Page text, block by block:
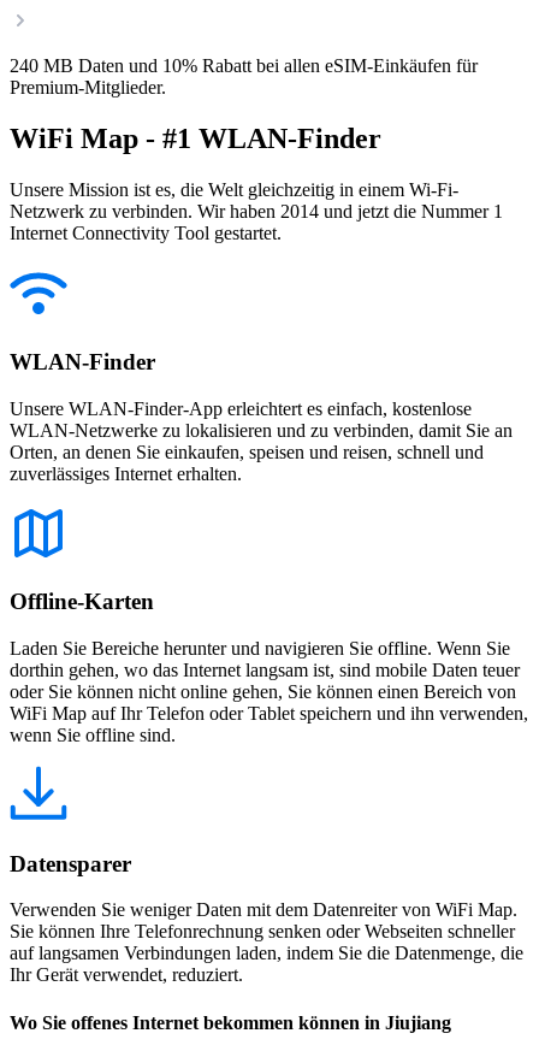
240 MB Daten und 10% Rabatt bei allen eSIM-Einkäufen für
Premium-Mitglieder.
WiFi Map - #1 WLAN-Finder
Unsere Mission ist es, die Welt gleichzeitig in einem Wi-Fi-
Netzwerk zu verbinden. Wir haben 2014 und jetzt die Nummer 1
Internet Connectivity Tool gestartet.
WLAN-Finder
Unsere WLAN-Finder-App erleichtert es einfach, kostenlose
WLAN-Netzwerke zu lokalisieren und zu verbinden, damit Sie an
Orten, an denen Sie einkaufen, speisen und reisen, schnell und
zuverlässiges Internet erhalten.
Offline-Karten
Laden Sie Bereiche herunter und navigieren Sie offline. Wenn Sie
dorthin gehen, wo das Internet langsam ist, sind mobile Daten teuer
oder Sie können nicht online gehen, Sie können einen Bereich von
WiFi Map auf Ihr Telefon oder Tablet speichern und ihn verwenden,
wenn Sie offline sind.
Datensparer
Verwenden Sie weniger Daten mit dem Datenreiter von WiFi Map.
Sie können Ihre Telefonrechnung senken oder Webseiten schneller
auf langsamen Verbindungen laden, indem Sie die Datenmenge, die
Ihr Gerät verwendet, reduziert.
Wo Sie offenes Internet bekommen können in Jiujiang